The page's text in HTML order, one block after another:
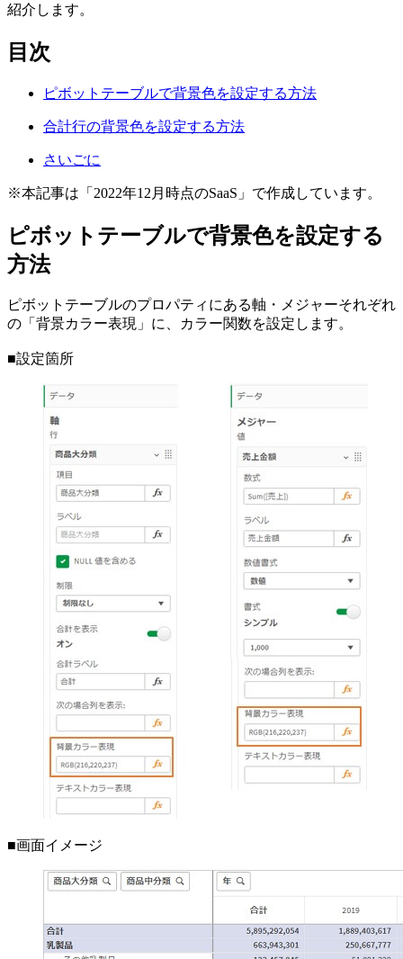
紹介します。
目次
ピボットテーブルで背景色を設定する方法
合計行の背景色を設定する方法
さいごに
※本記事は「2022年12月時点のSaaS」で作成しています。
ピボットテーブルで背景色を設定する
方法
ピボットテーブルのプロパティにある軸・メジャーそれぞれ
の「背景カラー表現」に、カラー関数を設定します。
■設定箇所
■画面イメージ